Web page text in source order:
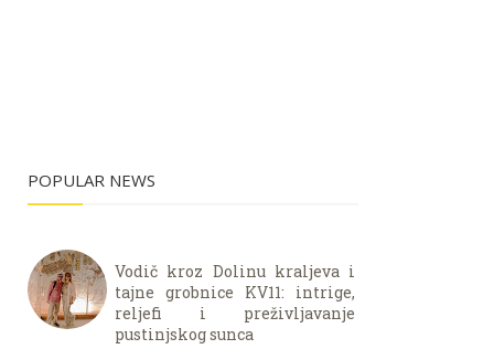
POPULAR NEWS
Vodič kroz Dolinu kraljeva i
tajne grobnice KV11: intrige,
reljefi i preživljavanje
pustinjskog sunca